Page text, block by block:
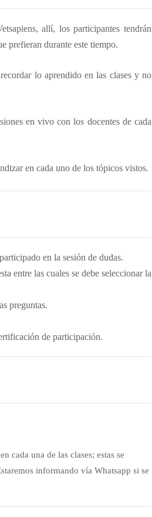
allí, los participantes tendrán
prefieran durante este tiempo.
lo aprendido en las clases y no
en vivo con los docentes de cada
en cada uno de los tópicos vistos.
en la sesión de dudas.
entre las cuales se debe seleccionar la
preguntas.
de participación.
cada una de las clases; estas se
informando vía Whatsapp si se